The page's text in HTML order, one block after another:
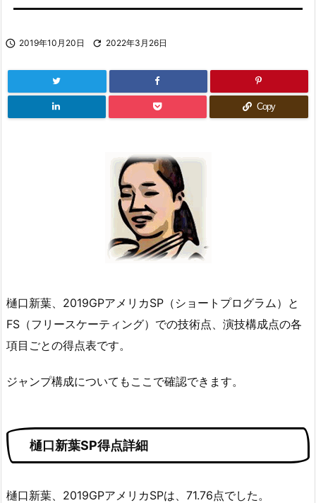
 2019年10月20日  2022年3月26日
Copy
樋口新葉、2019GPアメリカSP（ショートプログラム）と
FS（フリースケーティング）での技術点、演技構成点の各
項目ごとの得点表です。
ジャンプ構成についてもここで確認できます。
樋口新葉SP得点詳細
樋口新葉、2019GPアメリカSPは、71.76点でした。